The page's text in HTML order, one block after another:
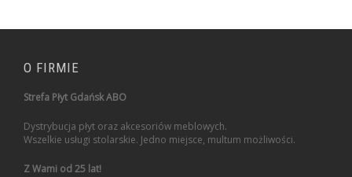
O FIRMIE
Strefa Płyt Gdańsk ABO
Dystrybucja płyt oraz akcesoriów meblowych.
Wszelkie usługi stolarskie. Jedno miejsce, multum możliwości.
Z Wami od 25 lat!